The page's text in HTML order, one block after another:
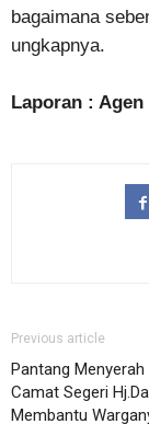
bagaimana
ungkapnya.
Laporan :
Previous article
Pantang Menyerah
Camat Segeri
Membantu